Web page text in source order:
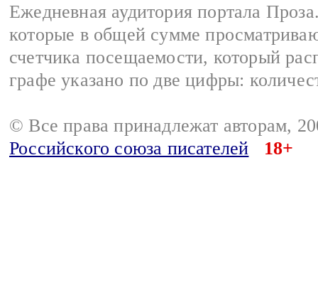
Ежедневная аудитория портала
которые в общей сумме
счетчика посещаемости, который
графе указано по две цифры:
© Все права принадлежат авторам,
Российского союза писателей
18+